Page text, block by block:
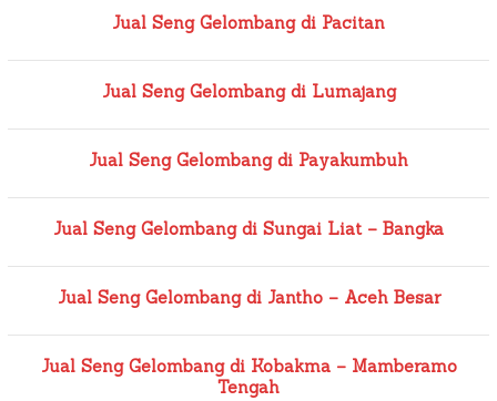
Jual Seng Gelombang di Pacitan
Jual Seng Gelombang di Lumajang
Jual Seng Gelombang di Payakumbuh
Jual Seng Gelombang di Sungai Liat – Bangka
Jual Seng Gelombang di Jantho – Aceh Besar
Jual Seng Gelombang di Kobakma – Mamberamo
Tengah